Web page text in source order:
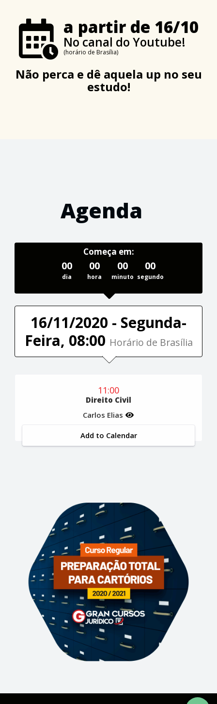
a partir de 16/10
No canal do Youtube!
(horário de Brasília)
Não perca e dê aquela up no seu
estudo!
Agenda
Começa em:
00
dia
00
hora
00
minuto
00
segundo
16/11/2020 - Segunda-
Feira, 08:00 Horário de Brasília
11:00
Direito Civil
Carlos Elias
Add to Calendar